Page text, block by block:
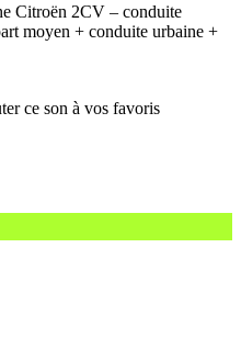
Citroën 2CV – conduite
moyen + conduite urbaine +